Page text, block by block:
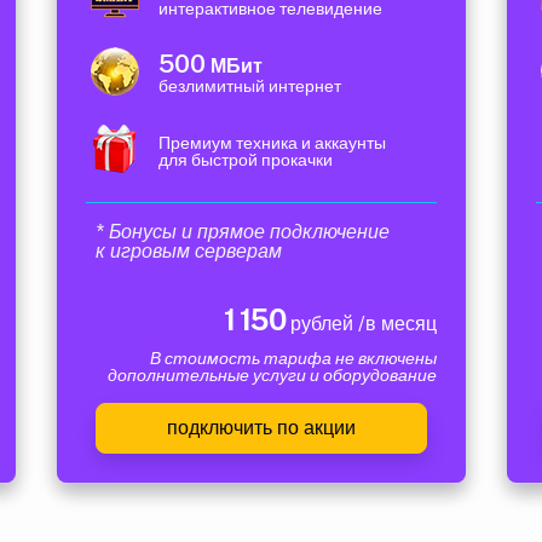
интерактивное телевидение
500 МБит
безлимитный интернет
Премиум техника и аккаунты
для быстрой прокачки
* Бонусы и прямое подключение
к игровым серверам
1 150рублей /в месяц
В стоимость тарифа не включены
дополнительные услуги и оборудование
подключить по акции